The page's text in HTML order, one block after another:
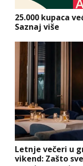
25.000 kupaca
Saznaj više
Letnje večeri u
vikend: Zašto